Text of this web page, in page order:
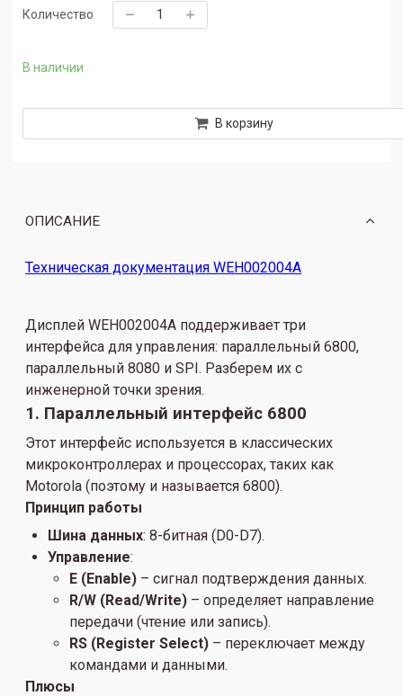
В наличии
Количество
В корзину
ОПИСАНИЕ
Техническая документация WEH002004A
Дисплей WEH002004A поддерживает три
интерфейса для управления: параллельный 6800,
параллельный 8080 и SPI. Разберем их с
инженерной точки зрения.
1. Параллельный интерфейс 6800
Этот интерфейс используется в классических
микроконтроллерах и процессорах, таких как
Motorola (поэтому и называется 6800).
Принцип работы
Шина данных: 8-битная (D0-D7).
Управление:
E (Enable) – сигнал подтверждения данных.
R/W (Read/Write) – определяет направление
передачи (чтение или запись).
RS (Register Select) – переключает между
командами и данными.
Плюсы